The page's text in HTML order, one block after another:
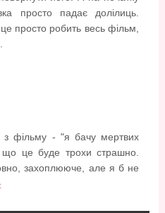
просто падає долілиць.
просто робить весь фільм,
з фільму - "я бачу мертвих
це буде трохи страшно.
захоплююче, але я б не